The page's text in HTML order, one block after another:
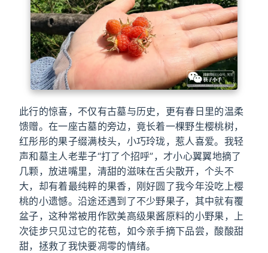
此行的惊喜，不仅有古墓与历史，更有春日里的温柔
馈赠。在一座古墓的旁边，竟长着一棵野生樱桃树，
红彤彤的果子缀满枝头，小巧玲珑，惹人喜爱。我轻
声和墓主人老辈子“打了个招呼”，才小心翼翼地摘了
几颗，放进嘴里，清甜的滋味在舌尖散开，个头不
大，却有着最纯粹的果香，刚好圆了我今年没吃上樱
桃的小遗憾。沿途还遇到了不少野果子，其中就有覆
盆子，这种常被用作欧美高级果酱原料的小野果，上
次徒步只见过它的花苞，如今亲手摘下品尝，酸酸甜
甜，拯救了我快要凋零的情绪。